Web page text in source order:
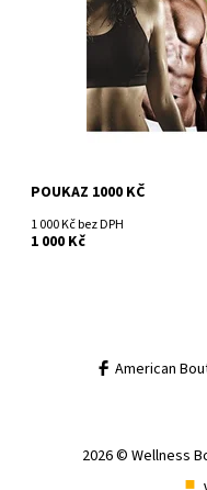
POUKAZ 1000 KČ
1 000 Kč bez DPH
1 000 Kč
American
2026 © Wellness